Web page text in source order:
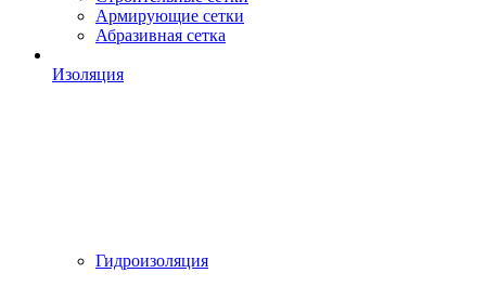
Армирующие сетки
Абразивная сетка
Изоляция
Гидроизоляция